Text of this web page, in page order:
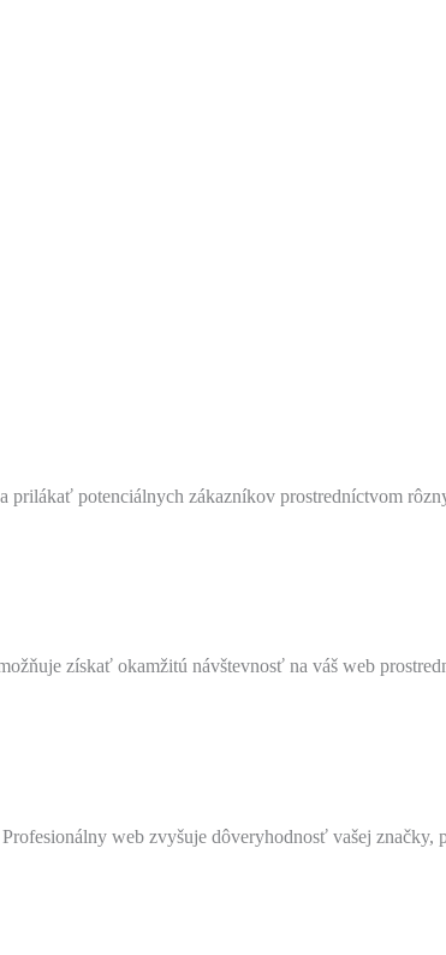
potenciálnych zákazníkov prostredníctvom
získať okamžitú návštevnosť na váš web
web zvyšuje dôveryhodnosť vašej